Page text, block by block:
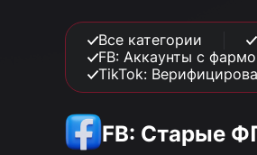
Все категории
FB: Аккаунты с
TikTok:
FB: Старые